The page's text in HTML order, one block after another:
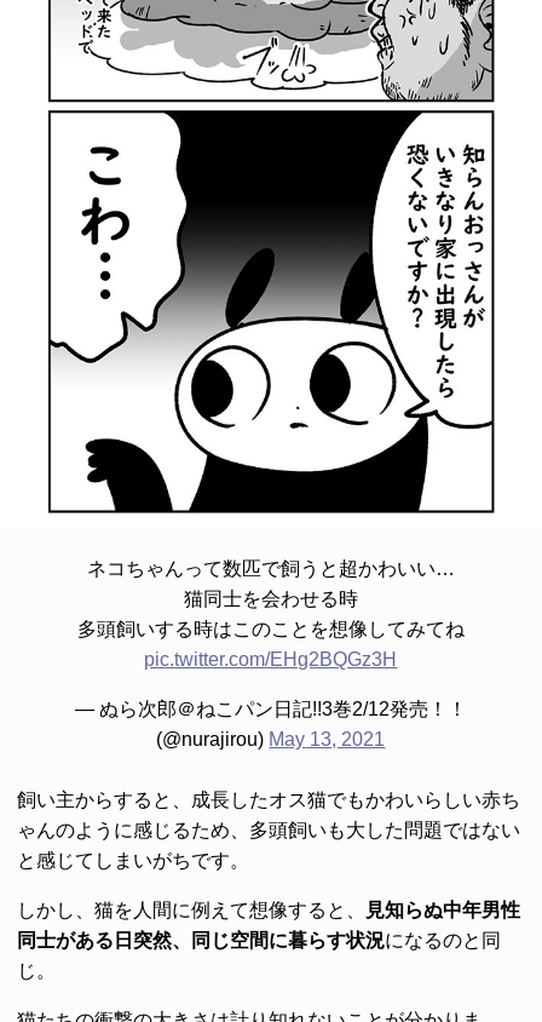
ネコちゃんって数匹で飼うと超かわいい…
猫同士を会わせる時
多頭飼いする時はこのことを想像してみてね
pic.twitter.com/EHg2BQGz3H
— ぬら次郎＠ねこパン日記!!3巻2/12発売！！
(@nurajirou) May 13, 2021
飼い主からすると、成長したオス猫でもかわいらしい赤ち
ゃんのように感じるため、多頭飼いも大した問題ではない
と感じてしまいがちです。
しかし、猫を人間に例えて想像すると、
見知らぬ中年男性
同士がある日突然、同じ空間に暮らす状況になるのと同
じ。